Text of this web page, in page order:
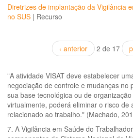
Diretrizes de implantação da Vigilância
no SUS | Recurso
‹ anterior 2 de 17
"A atividade VISAT deve estabelecer
negociação de controle e mudanças no
sua base tecnológica ou de
virtualmente, poderá eliminar o risco de
relacionado ao trabalho." (Machado,
7. A Vigilância em Saúde do